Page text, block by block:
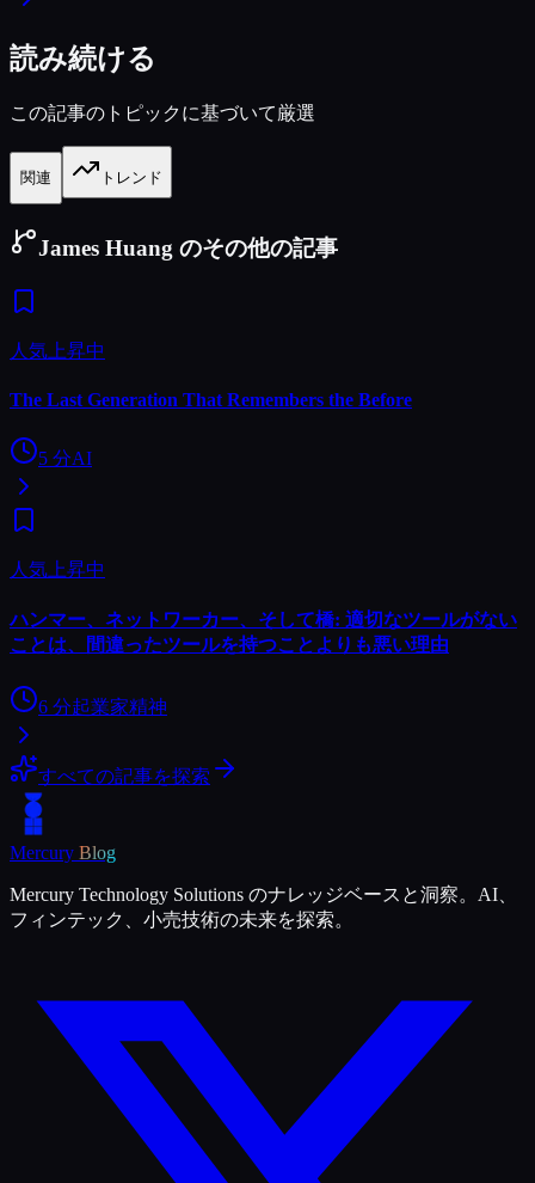
読み続ける
この記事のトピックに基づいて厳選
関連 トレンド
James Huang のその他の記事
人気上昇中
The Last Generation That Remembers the Before
5 分AI
人気上昇中
ハンマー、ネットワーカー、そして橋: 適切なツールがない
ことは、間違ったツールを持つことよりも悪い理由
6 分起業家精神
すべての記事を探索
Mercury Blog
Mercury Technology Solutions のナレッジベースと洞察。AI、
フィンテック、小売技術の未来を探索。